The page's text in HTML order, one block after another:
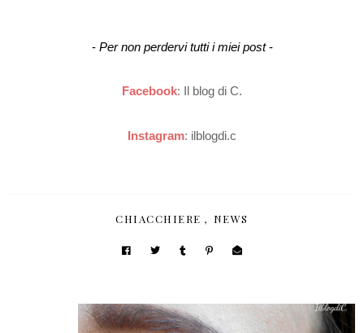
- Per non perdervi tutti i miei post-
Facebook: Il blog di C.
Instagram: ilblogdi.c
CHIACCHIERE , NEWS